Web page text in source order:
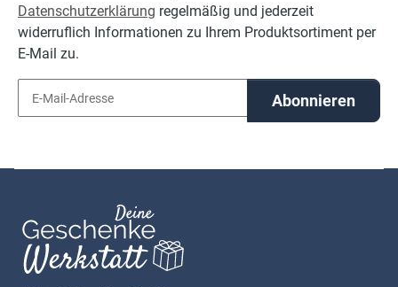
Datenschutzerklärung regelmäßig und jederzeit
widerruflich Informationen zu Ihrem Produktsortiment per
E-Mail zu.
Abonnieren